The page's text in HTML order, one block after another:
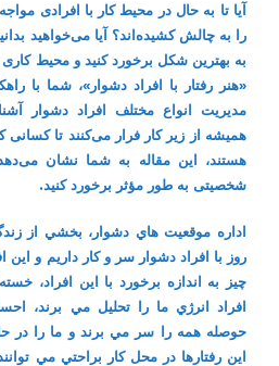
آیا تا به حال در محیط کار با افرادی
را به چالش کشیده‌اند؟ آیا می‌خواهید
به بهترین شکل برخورد کنید و محیط کاری
«هنر رفتار با افراد دشوار»، شما با
مدیریت انواع مختلف افراد دشوار
همیشه از زیر کار فرار می‌کنند تا کسانی
هستند، این مقاله به شما نشان
شخصیتی به طور مؤثر برخورد کنید.
اداره موقعيت هاي دشوار، بخشي از
روز با افراد دشوار سر و کار داريم و
چيز به اندازه برخورد با اين افراد،
افراد انرژي ما را تحليل مي برند،
حوصله همه را سر مي ­برند و ما را در
اين رفتارها در محل کار براحتي مي­